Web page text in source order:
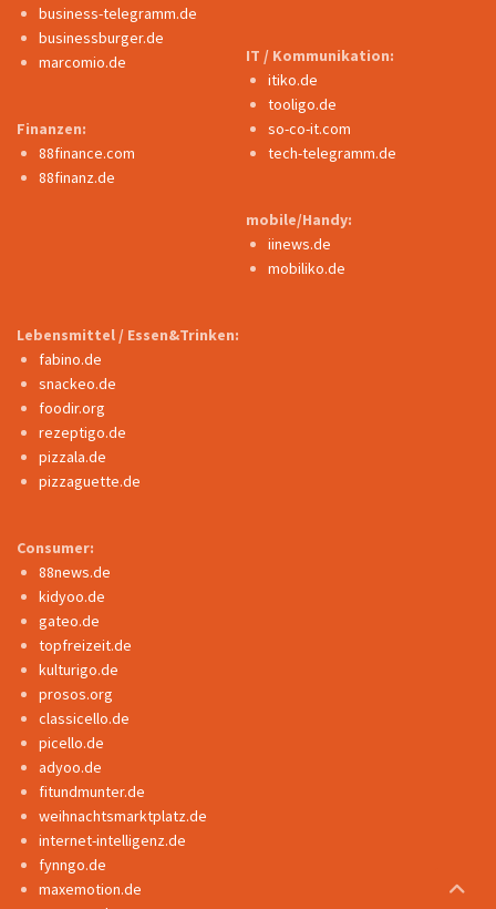
business-telegramm.de
businessburger.de
marcomio.de
Finanzen:
88finance.com
88finanz.de
IT / Kommunikation:
itiko.de
tooligo.de
so-co-it.com
tech-telegramm.de
mobile/Handy:
iinews.de
mobiliko.de
Lebensmittel / Essen&Trinken:
fabino.de
snackeo.de
foodir.org
rezeptigo.de
pizzala.de
pizzaguette.de
Consumer:
88news.de
kidyoo.de
gateo.de
topfreizeit.de
kulturigo.de
prosos.org
classicello.de
picello.de
adyoo.de
fitundmunter.de
weihnachtsmarktplatz.de
internet-intelligenz.de
fynngo.de
maxemotion.de